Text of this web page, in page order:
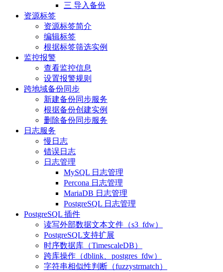
三 导入备份
资源标签
资源标签简介
编辑标签
根据标签筛选实例
监控报警
查看监控信息
设置报警规则
跨地域备份同步
新建备份同步服务
根据备份创建实例
删除备份同步服务
日志服务
慢日志
错误日志
日志管理
MySQL 日志管理
Percona 日志管理
MariaDB 日志管理
PostgreSQL 日志管理
PostgreSQL 插件
读写外部数据文本文件（s3_fdw）
PostgreSQL支持扩展
时序数据库（TimescaleDB）
跨库操作（dblink、postgres_fdw）
字符串相似性判断（fuzzystrmatch）